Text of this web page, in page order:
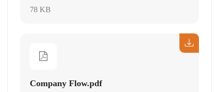
78 KB
Company Flow.pdf